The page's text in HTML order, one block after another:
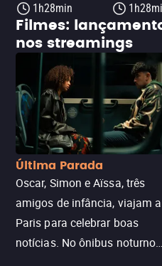
1h28min
Filmes:
nos streamings
Última Parada
Oscar, Simon e Aïssa, três
amigos de infância, viajam a
Paris para celebrar boas
notícias. No ônibus noturno